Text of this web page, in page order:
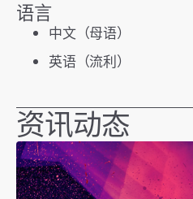
语言
中文（母语）
英语（流利）
资讯动态